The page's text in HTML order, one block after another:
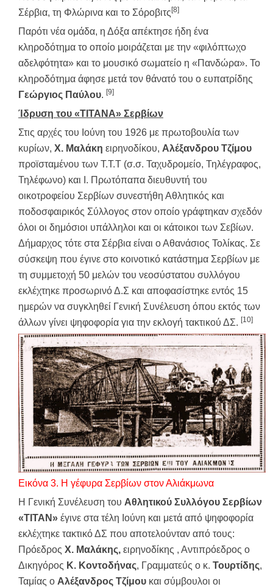
Σέρβια, τη Φλώρινα και το Σόροβιτς [8]
Παρότι νέα ομάδα, η Δόξα απέκτησε ήδη ένα
κληροδότημα το οποίο μοιράζεται με την «φιλόπτωχο
αδελφότητα» και το μουσικό σωματείο η «Πανδώρα». Το
κληροδότημα άφησε μετά τον θάνατό του ο ευπατρίδης
Γεώργιος Παύλου. [9]
Ίδρυση του «ΤΙΤΑΝΑ» Σερβίων
Στις αρχές του Ιούνη του 1926 με πρωτοβουλία των
κυρίων, Χ. Μαλάκη ειρηνοδίκου, Αλέξανδρου Τζίμου
προϊσταμένου των Τ.Τ.Τ (σ.σ. Ταχυδρομείο, Τηλέγραφος,
Τηλέφωνο) και Ι. Πρωτόπαπα διευθυντή του
οικοτροφείου Σερβίων συνεστήθη Αθλητικός και
ποδοσφαιρικός Σύλλογος στον οποίο γράφτηκαν σχεδόν
όλοι οι δημόσιοι υπάλληλοι και οι κάτοικοι των Σεβίων.
Δήμαρχος τότε στα Σέρβια είναι ο Αθανάσιος Τολίκας. Σε
σύσκεψη που έγινε στο κοινοτικό κατάστημα Σερβίων με
τη συμμετοχή 50 μελών του νεοσύστατου συλλόγου
εκλέχτηκε προσωρινό Δ.Σ και αποφασίστηκε εντός 15
ημερών να συγκληθεί Γενική Συνέλευση όπου εκτός των
άλλων γίνει ψηφοφορία για την εκλογή τακτικού ΔΣ. [10]
Εικόνα 3. Η γέφυρα Σερβίων στον Αλιάκμωνα
Η Γενική Συνέλευση του Αθλητικού Συλλόγου Σερβίων
«ΤΙΤΑΝ» έγινε στα τέλη Ιούνη και μετά από ψηφοφορία
εκλέχτηκε τακτικό ΔΣ που αποτελούνταν από τους:
Πρόεδρος Χ. Μαλάκης, ειρηνοδίκης , Αντιπρόεδρος ο
Δικηγόρος Κ. Κοντοδήνας, Γραμματεύς ο κ. Τουρτίδης,
Ταμίας ο Αλέξανδρος Τζίμου και σύμβουλοι οι